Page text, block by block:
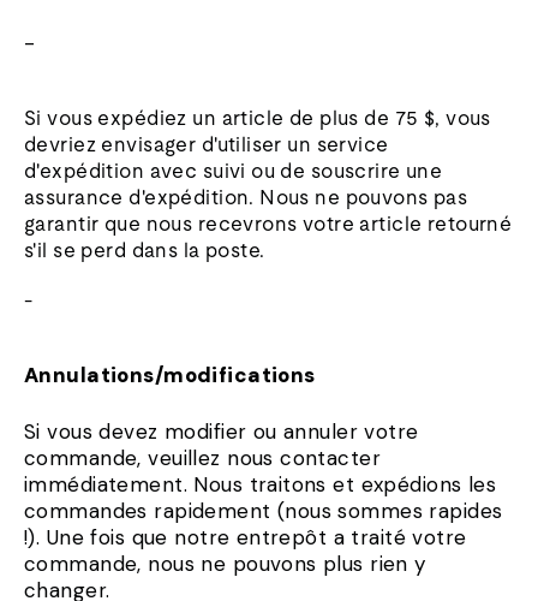
-
Si vous expédiez un article de plus de 75 $, vous
devriez envisager d'utiliser un service
d'expédition avec suivi ou de souscrire une
assurance d'expédition. Nous ne pouvons pas
garantir que nous recevrons votre article retourné
s'il se perd dans la poste.
-
Annulations/modifications
Si vous devez modifier ou annuler votre
commande, veuillez nous contacter
immédiatement. Nous traitons et expédions les
commandes rapidement (nous sommes rapides
!). Une fois que notre entrepôt a traité votre
commande, nous ne pouvons plus rien y
changer.